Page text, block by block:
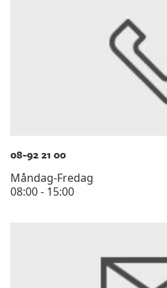
08-92 21 00
Måndag-Fredag
08:00 - 15:00